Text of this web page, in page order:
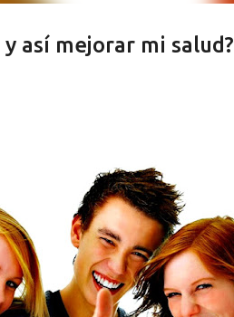
así mejorar mi salud?